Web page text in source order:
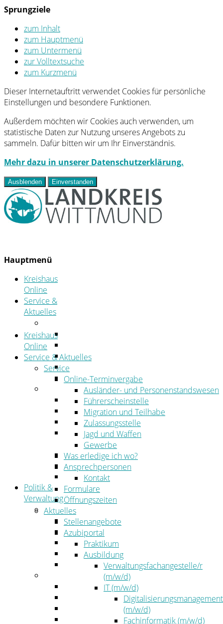
Sprungziele
zum Inhalt
zum Hauptmenü
zum Untermenü
zur Volltextsuche
zum Kurzmenü
Dieser Internetauftritt verwendet Cookies für persönliche
Einstellungen und besondere Funktionen.
Außerdem möchten wir Cookies auch verwenden, um
statistische Daten zur Nutzung unseres Angebots zu
sammeln. Dafür bitten wir um Ihr Einverständnis.
Mehr dazu in unserer Datenschutzerklärung.
Ausblenden Einverstanden
Hauptmenü
Kreishaus
Online
Service &
Aktuelles
Ansprechpersonen
Formulare
Öffnungszeiten
Aktuelles
Stellenangebote
Azubiportal
Pressemitteilungen
Bekanntmachungen & öffentliche
Zustellungen
Kehrbezirksausschreibungen
Amtsblatt
Öffentliche Ausschreibungen
Politik &
Verwaltung
Politik
Kreistag
Kreistagsinformationssystem
Bürgerinformationssystem
Wahlen
Der Landrat
Kommunalaufsicht
Kreishaus
Online
Service & Aktuelles
Service
Online-Terminvergabe
Ausländer- und Personenstandswesen
Führerscheinstelle
Migration und Teilhabe
Zulassungsstelle
Jagd und Waffen
Gewerbe
Was erledige ich wo?
Ansprechpersonen
Kontakt
Formulare
Öffnungszeiten
Aktuelles
Stellenangebote
Azubiportal
Praktikum
Ausbildung
Verwaltungsfachangestelle/r
(m/w/d)
IT (m/w/d)
Digitalisierungsmanagement
(m/w/d)
Fachinformatik (m/w/d)